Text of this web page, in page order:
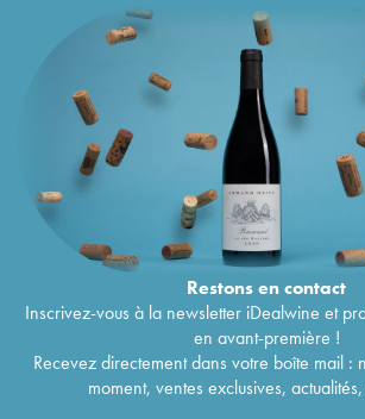
Restons encontact
Inscrivez-vous à la newsletter iDealwine et
en avant-première !
Recevez directement dans votre boîte mail :
moment, ventes exclusives,